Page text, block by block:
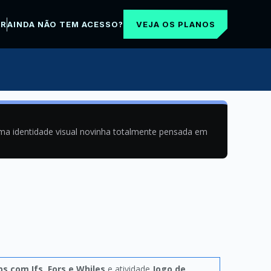
AINDA NÃO TEM ACESSO? VEJA OS PLANOS
identidade visual novinha totalmente pensada em